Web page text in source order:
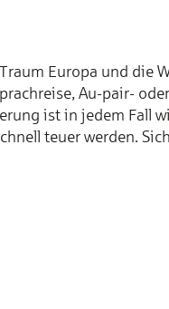
Europa und die
Au-pair-
ist in jedem Fall
teuer werden.